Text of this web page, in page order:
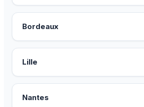
Bordeaux
Lille
Nantes